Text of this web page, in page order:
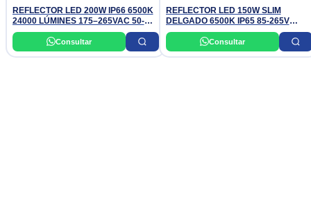
REFLECTOR LED 200W IP66 6500K
24000 LÚMINES 175–265VAC 50-
60HZ DONILUX
Consultar
REFLECTOR LED 150W SLIM
DELGADO 6500K IP65 85-265V
OPALUX
Consultar